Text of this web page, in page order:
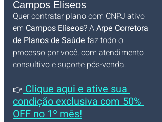
Campos Elíseos
Quer contratar plano com CNPJ ativo
em Campos Elíseos? A Arpe Corretora
de Planos de Saúde faz todo o
processo por você, com atendimento
consultivo e suporte pós-venda.
👉 Clique aqui e ative sua
condição exclusiva com 50%
OFF no 1º mês!